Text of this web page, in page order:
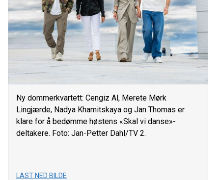
Ny dommerkvartett: Cengiz Al, Merete Mørk
Lingjærde, Nadya Khamitskaya og Jan Thomas er
klare for å bedømme høstens «Skal vi danse»-
deltakere. Foto: Jan-Petter Dahl/TV 2.
LAST NED BILDE